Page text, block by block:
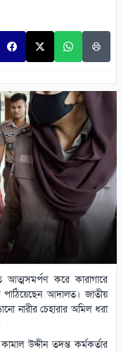
আত্মসমর্পণ করে কারাগারে
আদালত। জাতীয়
নারীর চেহারার অমিল ধরা
উদ্দীন তদন্ত কর্মকর্তার